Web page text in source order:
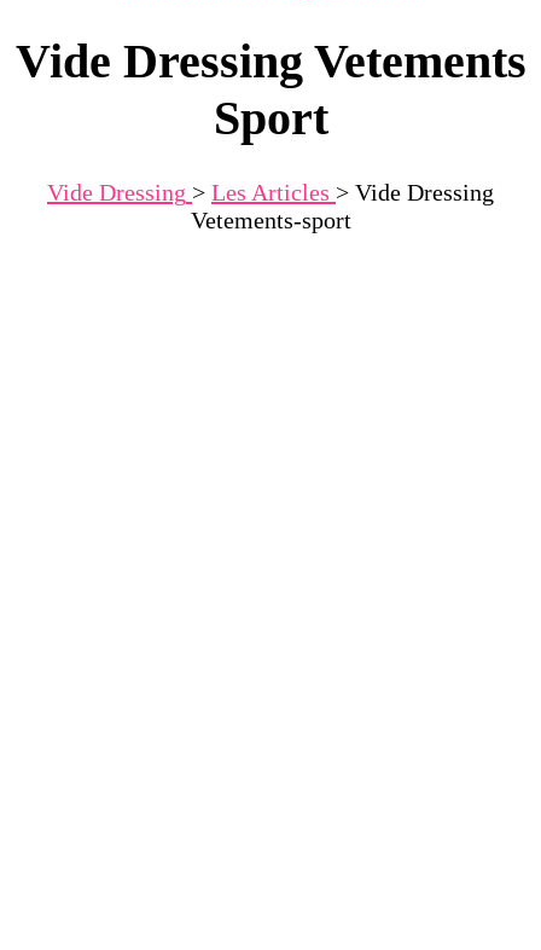
Vide Dressing Vetements
Sport
Vide Dressing > Les Articles > Vide Dressing
Vetements-sport